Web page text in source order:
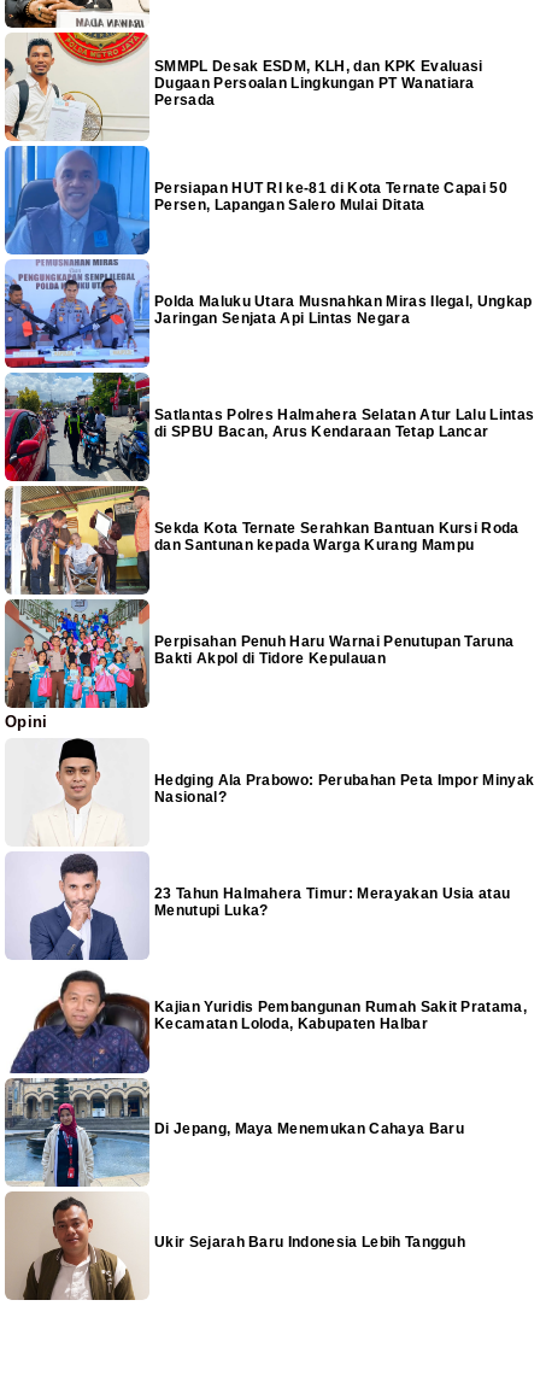
SMMPL Desak ESDM, KLH, dan KPK Evaluasi
Dugaan Persoalan Lingkungan PT Wanatiara
Persada
Persiapan HUT RI ke-81 di Kota Ternate Capai 50
Persen, Lapangan Salero Mulai Ditata
Polda Maluku Utara Musnahkan Miras Ilegal, Ungkap
Jaringan Senjata Api Lintas Negara
Satlantas Polres Halmahera Selatan Atur Lalu Lintas
di SPBU Bacan, Arus Kendaraan Tetap Lancar
Sekda Kota Ternate Serahkan Bantuan Kursi Roda
dan Santunan kepada Warga Kurang Mampu
Perpisahan Penuh Haru Warnai Penutupan Taruna
Bakti Akpol di Tidore Kepulauan
Opini
Hedging Ala Prabowo: Perubahan Peta Impor Minyak
Nasional?
23 Tahun Halmahera Timur: Merayakan Usia atau
Menutupi Luka?
Kajian Yuridis Pembangunan Rumah Sakit Pratama,
Kecamatan Loloda, Kabupaten Halbar
Di Jepang, Maya Menemukan Cahaya Baru
Ukir Sejarah Baru Indonesia Lebih Tangguh